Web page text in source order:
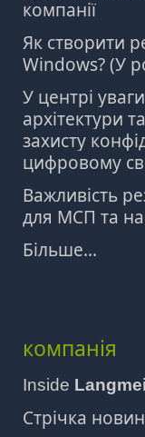
компанії
Як створити
Windows? (У
У центрі
архітектури
захисту
цифровому
Важливість
для МСП та
Більше...
компанія
Inside
Стрічка новин